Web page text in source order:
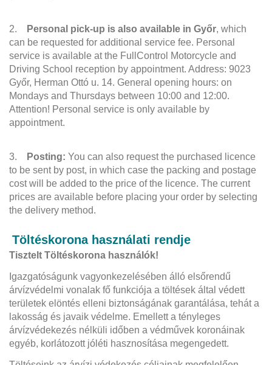
2. Personal pick-up is also available in Győr, which
can be requested for additional service fee. Personal
service is available at the FullControl Motorcycle and
Driving School reception by appointment. Address: 9023
Győr, Herman Ottó u. 14. General opening hours: on
Mondays and Thursdays between 10:00 and 12:00.
Attention! Personal service is only available by
appointment.
3. Posting: You can also request the purchased licence
to be sent by post, in which case the packing and postage
cost will be added to the price of the licence. The current
prices are available before placing your order by selecting
the delivery method.
Töltéskorona használati rendje
Tisztelt Töltéskorona használók!
Igazgatóságunk vagyonkezelésében álló elsőrendű
árvízvédelmi vonalak fő funkciója a töltések által védett
területek elöntés elleni biztonságának garantálása, tehát a
lakosság és javaik védelme. Emellett a tényleges
árvízvédekezés nélküli időben a védművek koronáinak
egyéb, korlátozott jóléti hasznosítása megengedett.